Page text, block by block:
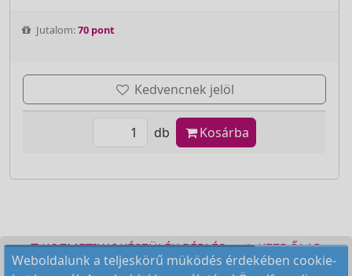
Jutalom:70 pont
Kedvencnek jelöl
db Kosárba
KOZMETIKAI KÉSZÜLÉK BÉRLÉS
KEZDŐLAP
Weboldalunk a teljeskörű müködés érdekében cookie-